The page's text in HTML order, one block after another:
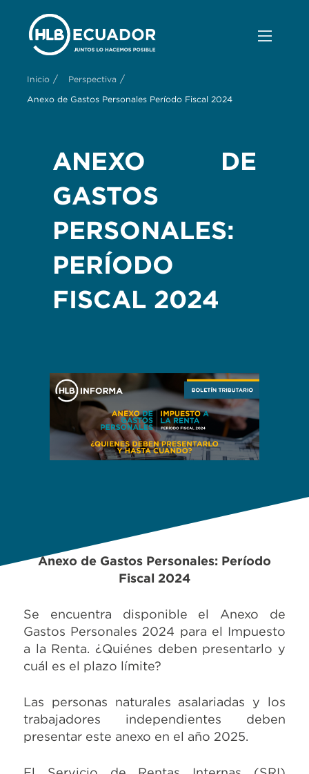
Inicio / Perspectiva /
Anexo de Gastos Personales Período Fiscal 2024
ANEXO DE
GASTOS
PERSONALES:
PERÍODO
FISCAL 2024
Anexo de Gastos Personales: Período
Fiscal 2024
Se encuentra disponible el Anexo de
Gastos Personales 2024 para el Impuesto
a la Renta. ¿Quiénes deben presentarlo y
cuál es el plazo límite?
Las personas naturales asalariadas y los
trabajadores independientes deben
presentar este anexo en el año 2025.